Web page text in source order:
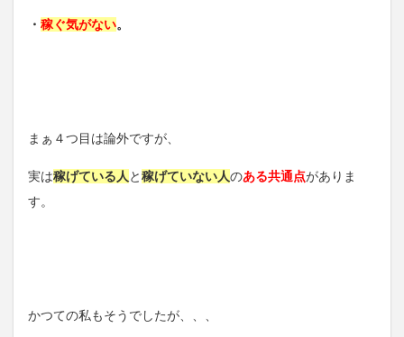
・ 稼ぐ気がない。
まぁ４つ目は論外ですが、
実は稼げている人と稼げていない人のある共通点がありま
す。
かつての私もそうでしたが、、、